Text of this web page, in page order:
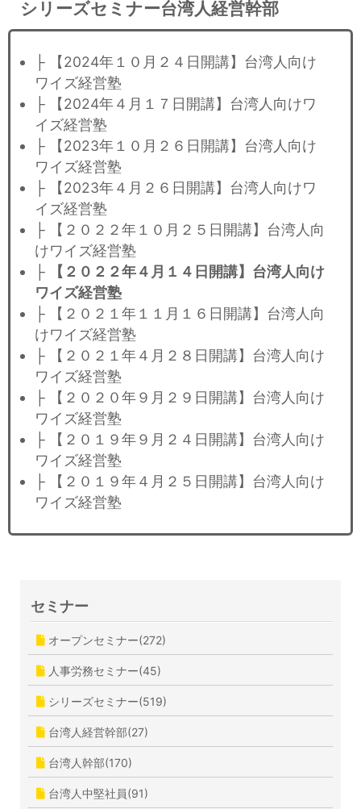
シリーズセミナー台湾人経営幹部
├ 【2024年１０月２４日開講】台湾人向け
ワイズ経営塾
├ 【2024年４月１７日開講】台湾人向けワ
イズ経営塾
├ 【2023年１０月２６日開講】台湾人向け
ワイズ経営塾
├ 【2023年４月２６日開講】台湾人向けワ
イズ経営塾
├ 【２０２２年１０月２５日開講】台湾人向
けワイズ経営塾
├
【２０２２年４月１４日開講】台湾人向け
ワイズ経営塾
├ 【２０２１年１１月１６日開講】台湾人向
けワイズ経営塾
├ 【２０２１年４月２８日開講】台湾人向け
ワイズ経営塾
├ 【２０２０年９月２９日開講】台湾人向け
ワイズ経営塾
├ 【２０１９年９月２４日開講】台湾人向け
ワイズ経営塾
├ 【２０１９年４月２５日開講】台湾人向け
ワイズ経営塾
セミナー
オープンセミナー(272)
人事労務セミナー(45)
シリーズセミナー(519)
台湾人経営幹部(27)
台湾人幹部(170)
台湾人中堅社員(91)